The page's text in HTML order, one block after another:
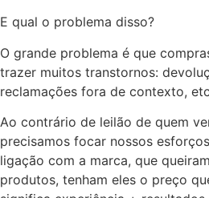
E qual o problema disso?
O grande problema é que
trazer muitos transtornos:
reclamações fora de contexto,
Ao contrário de leilão de quem
precisamos focar nossos
ligação com a marca, que
produtos, tenham eles o preço